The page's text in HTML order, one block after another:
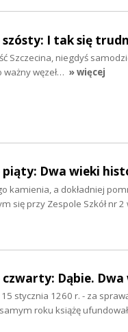
szósty: I tak się
Szczecina, niegdyś
ważny węzeł… » więcej
piąty: Dwa wieki
kamienia, a dokładniej
się przy Zespole Szkół nr 2
czwarty: Dąbie.
stycznia 1260 r. - za
roku książę